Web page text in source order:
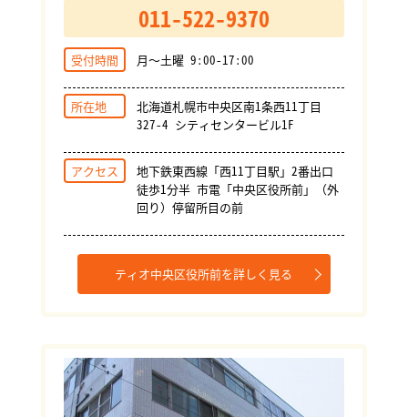
011-522-9370
受付時間 月～土曜 9:00-17:00
所在地
北海道札幌市中央区南1条西11丁目
327-4 シティセンタービル1F
アクセス
地下鉄東西線「西11丁目駅」2番出口
徒歩1分半 市電「中央区役所前」（外
回り）停留所目の前
ティオ中央区役所前を詳しく見る